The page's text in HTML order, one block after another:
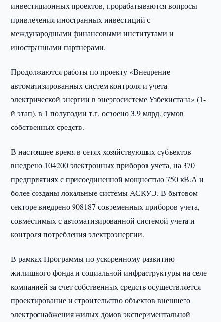
инвестиционных проектов, прорабатываются вопросы
привлечения иностранных инвестиций с
международными финансовыми институтами и
иностранными партнерами.
Продолжаются работы по проекту «Внедрение
автоматизированных систем контроля и учета
электрической энергии в энергосистеме Узбекистана» (1-
й этап), в 1 полугодии т.г. освоено 3,9 млрд. сумов
собственных средств.
В настоящее время в сетях хозяйствующих субъектов
внедрено 104200 электронных приборов учета, на 370
предприятиях с присоединенной мощностью 750 кВ.А и
более созданы локальные системы АСКУЭ. В бытовом
секторе внедрено 908187 современных приборов учета,
совместимых с автоматизированной системой учета и
контроля потребления электроэнергии.
В рамках Программы по ускоренному развитию
жилищного фонда и социальной инфраструктуры на селе
компанией за счет собственных средств осуществляется
проектирование и строительство объектов внешнего
электроснабжения жилых домов экспериментальной